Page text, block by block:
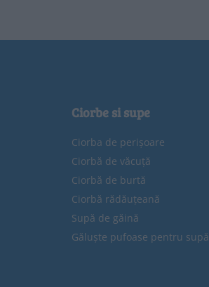
Ciorbe si supe
Ciorba de perișoare
Ciorbă de văcuță
Ciorbă de burtă
Ciorbă rădăuțeană
Supă de găină
Găluște pufoase pentru supă